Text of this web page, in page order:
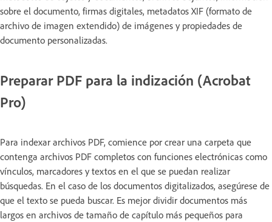
sobre el documento, firmas digitales, metadatos XIF (formato de
archivo de imagen extendido) de imágenes y propiedades de
documento personalizadas.
Preparar PDF para la indización (Acrobat
Pro)
Para indexar archivos PDF, comience por crear una carpeta que
contenga archivos PDF completos con funciones electrónicas como
vínculos, marcadores y textos en el que se puedan realizar
búsquedas. En el caso de los documentos digitalizados, asegúrese de
que el texto se pueda buscar. Es mejor dividir documentos más
largos en archivos de tamaño de capítulo más pequeños para